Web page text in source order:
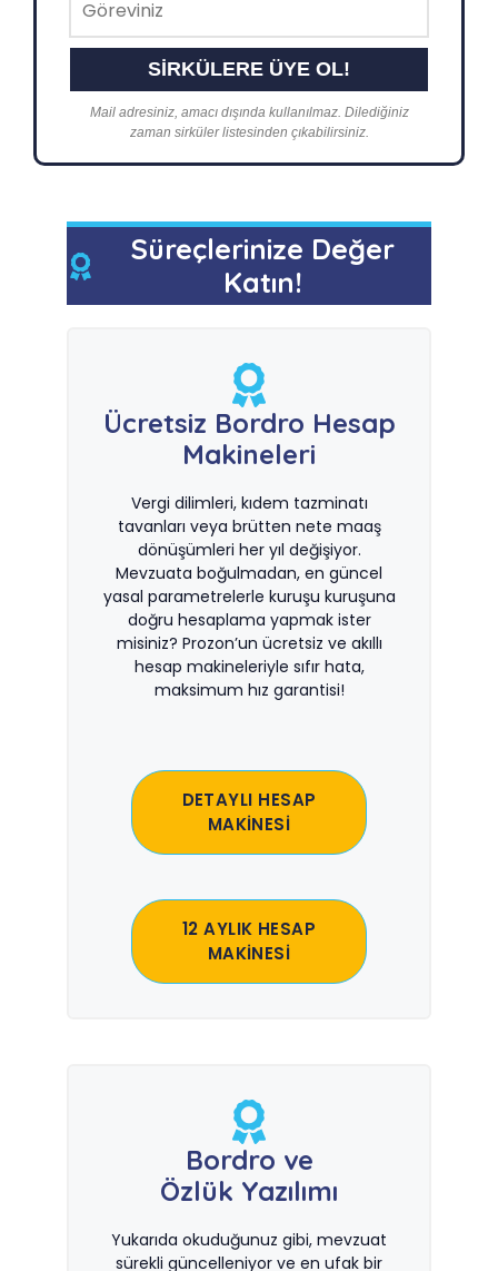
Mail adresiniz, amacı dışında kullanılmaz. Dilediğiniz
zaman sirküler listesinden çıkabilirsiniz.
Süreçlerinize Değer
Katın!
Ücretsiz Bordro Hesap
Makineleri
Vergi dilimleri, kıdem tazminatı
tavanları veya brütten nete maaş
dönüşümleri her yıl değişiyor.
Mevzuata boğulmadan, en güncel
yasal parametrelerle kuruşu kuruşuna
doğru hesaplama yapmak ister
misiniz? Prozon’un ücretsiz ve akıllı
hesap makineleriyle sıfır hata,
maksimum hız garantisi!
DETAYLI HESAP
MAKİNESİ
12 AYLIK HESAP
MAKİNESİ
Bordro ve
Özlük Yazılımı
Yukarıda okuduğunuz gibi, mevzuat
sürekli güncelleniyor ve en ufak bir